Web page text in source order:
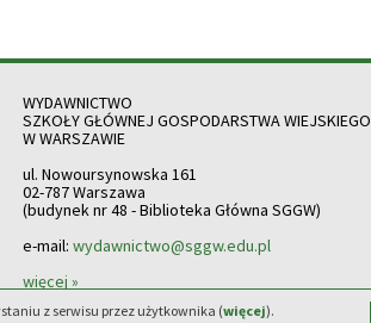
WYDAWNICTWO
SZKOŁY GŁÓWNEJ GOSPODARSTWA WIEJSKIEGO
W WARSZAWIE
ul. Nowoursynowska 161
02-787 Warszawa
(budynek nr 48 - Biblioteka Główna SGGW)
e-mail: wydawnictwo@sggw.edu.pl
więcej »
z serwisu przez użytkownika (więcej).